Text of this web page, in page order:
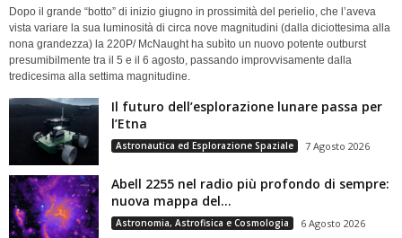
Dopo il grande “botto” di inizio giugno in prossimità del perielio, che l’aveva
vista variare la sua luminosità di circa nove magnitudini (dalla diciottesima alla
nona grandezza) la 220P/ McNaught ha subìto un nuovo potente outburst
presumibilmente tra il 5 e il 6 agosto, passando improvvisamente dalla
tredicesima alla settima magnitudine.
Il futuro dell’esplorazione lunare passa per
l’Etna
Astronautica ed Esplorazione Spaziale 7 Agosto 2026
Abell 2255 nel radio più profondo di sempre:
nuova mappa del...
Astronomia, Astrofisica e Cosmologia 6 Agosto 2026